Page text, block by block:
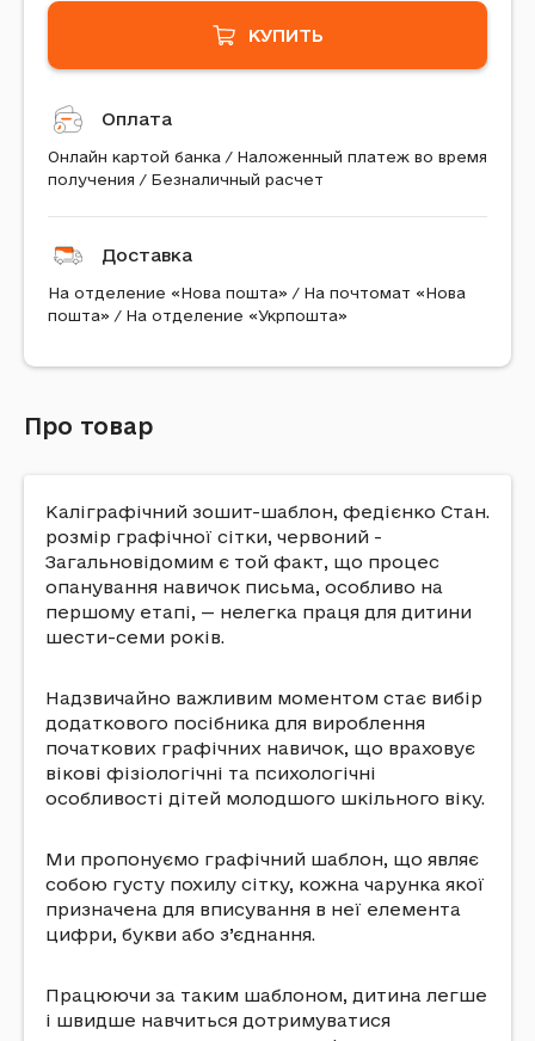
КУПИТЬ
Оплата
Онлайн картой банка / Наложенный платеж во время
получения / Безналичный расчет
Доставка
На отделение «Нова пошта» / На почтомат «Нова
пошта» / На отделение «Укрпошта»
Про товар
Каліграфічний зошит-шаблон, федієнко Стан.
розмір графічної сітки, червоний -
Загальновідомим є той факт, що процес
опанування навичок письма, особливо на
першому етапі, — нелегка праця для дитини
шести-семи років.
Надзвичайно важливим моментом стає вибір
додаткового посібника для вироблення
початкових графічних навичок, що враховує
вікові фізіологічні та психологічні
особливості дітей молодшого шкільного віку.
Ми пропонуємо графічний шаблон, що являє
собою густу похилу сітку, кожна чарунка якої
призначена для вписування в неї елемента
цифри, букви або з’єднання.
Працюючи за таким шаблоном, дитина легше
і швидше навчиться дотримуватися